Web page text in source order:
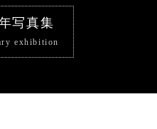
写真集
exhibition